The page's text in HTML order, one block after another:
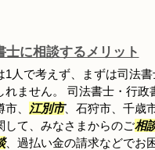
士に相談するメリット
1人で考えず、まずは司法
れません。 司法書士・行政
、
江別市、石狩市、千歳
して、みなさまからのご相
、過払い金の請求などでお